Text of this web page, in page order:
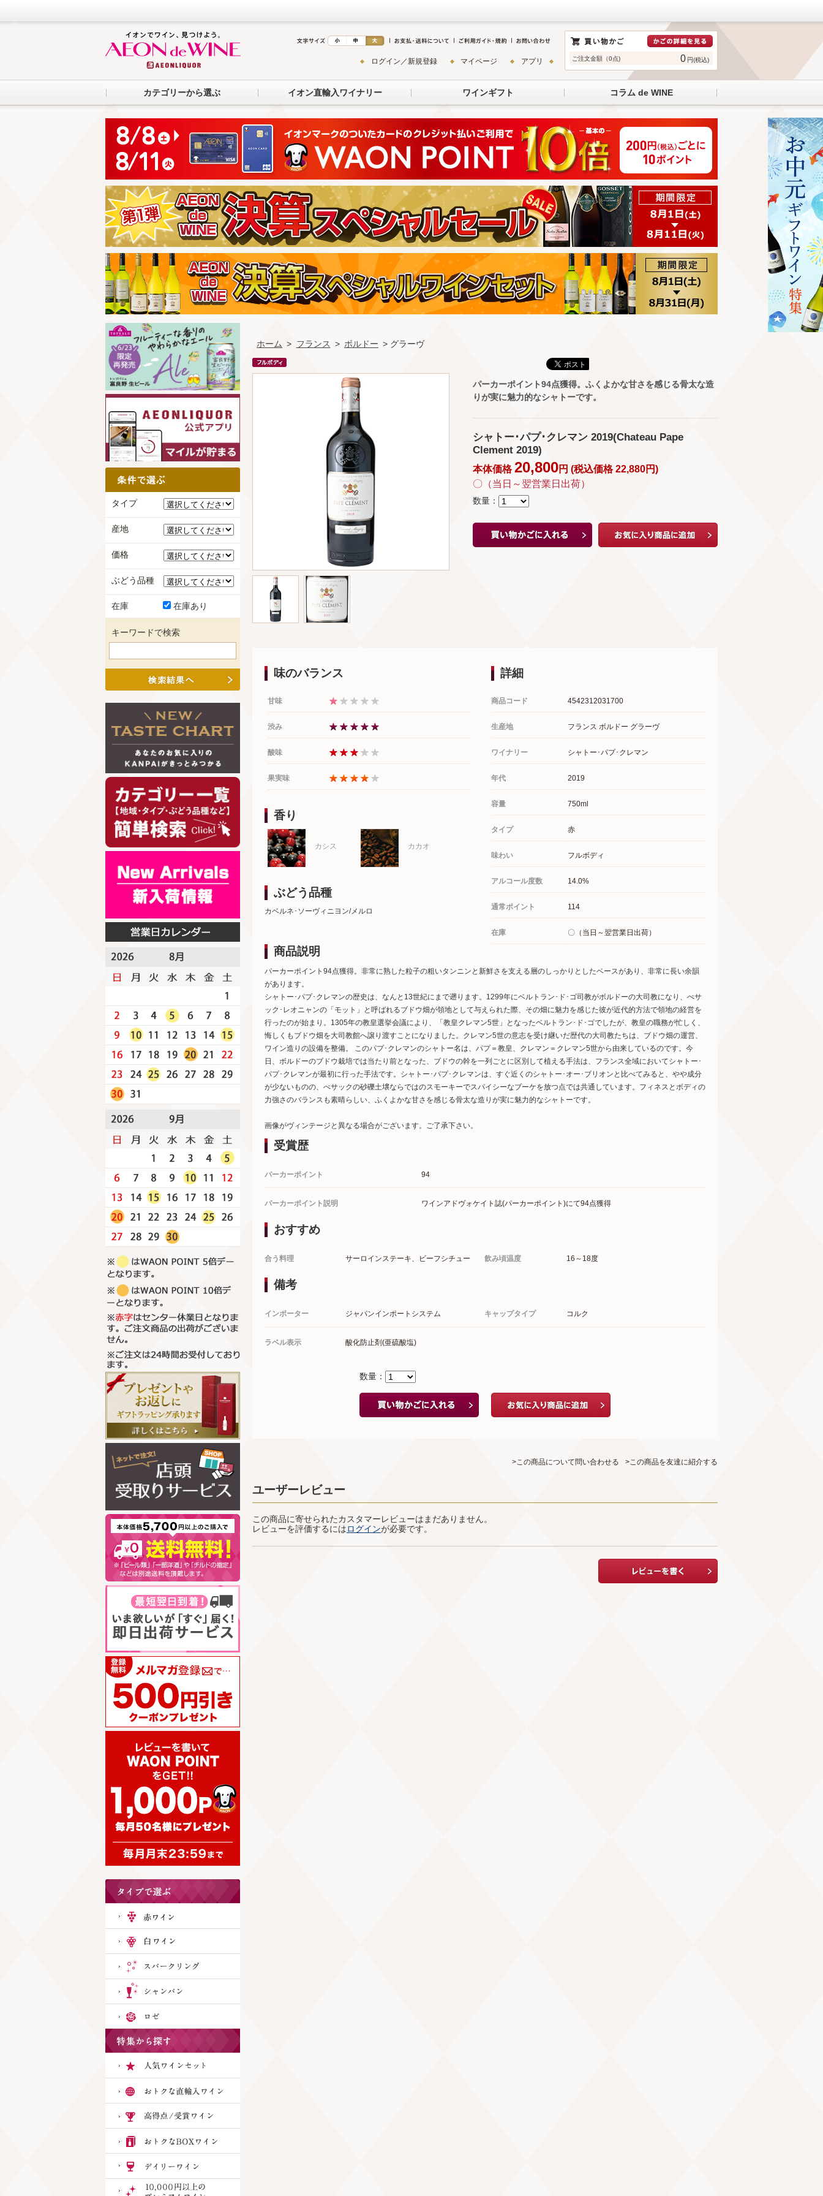
ご注文金額（0点) 0 円(税込)
ログイン／新規登録 マイページ アプリ
カテゴリーから選ぶ イオン直輸入ワイナリー ワインギフト コラム de WINE
ホーム > フランス > ボルドー > グラーヴ
パーカーポイント94点獲得。ふくよかな甘さを感じる骨太な造
りが実に魅力的なシャトーです。
シャトー･パプ･クレマン 2019(Chateau Pape
Clement 2019)
本体価格20,800円 (税込価格22,880円)
〇（当日～翌営業日出荷）
数量：
詳細
商品コード 4542312031700
生産地 フランス ボルドー グラーヴ
ワイナリー シャトー･パプ･クレマン
年代 2019
容量 750ml
タイプ 赤
味わい フルボディ
アルコール度数 14.0%
通常ポイント 114
在庫 〇（当日～翌営業日出荷）
味のバランス
甘味
渋み
酸味
果実味
香り
カシス カカオ
ぶどう品種
カベルネ･ソーヴィニヨン/メルロ
商品説明
パーカーポイント94点獲得。非常に熟した粒子の粗いタンニンと新鮮さを支える層のしっかりとしたベースがあり、非常に長い余韻
があります。
シャトー･パプ･クレマンの歴史は、なんと13世紀にまで遡ります。1299年にベルトラン･ド･ゴ司教がボルドーの大司教になり、ぺサ
ック･レオニャンの「モット」と呼ばれるブドウ畑が領地として与えられた際、その畑に魅力を感じた彼が近代的方法で領地の経営を
行ったのが始まり。1305年の教皇選挙会議により、「教皇クレマン5世」となったベルトラン･ド･ゴでしたが、教皇の職務が忙しく、
悔しくもブドウ畑を大司教館へ譲り渡すことになりました。クレマン5世の意志を受け継いだ歴代の大司教たちは、ブドウ畑の運営、
ワイン造りの設備を整備。 このパプ･クレマンのシャトー名は、パプ＝教皇、クレマン＝クレマン5世から由来しているのです。今
日、ボルドーのブドウ栽培では当たり前となった、ブドウの幹を一列ごとに区別して植える手法は、フランス全域においてシャトー･
パプ･クレマンが最初に行った手法です。シャトー･パプ･クレマンは、すぐ近くのシャトー･オー･ブリオンと比べてみると、やや成分
が少ないものの、ぺサックの砂礫土壌ならではのスモーキーでスパイシーなブーケを放つ点では共通しています。フィネスとボディの
力強さのバランスも素晴らしい、ふくよかな甘さを感じる骨太な造りが実に魅力的なシャトーです。
画像がヴィンテージと異なる場合がございます。ご了承下さい。
受賞歴
パーカーポイント 94
パーカーポイント説明 ワインアドヴォケイト誌(パーカーポイント)にて94点獲得
おすすめ
合う料理 サーロインステーキ、ビーフシチュー 飲み頃温度 16～18度
備考
インポーター ジャパンインポートシステム キャップタイプ コルク
ラベル表示 酸化防止剤(亜硫酸塩)
数量：
>この商品について問い合わせる >この商品を友達に紹介する
ユーザーレビュー
この商品に寄せられたカスタマーレビューはまだありません。
レビューを評価するにはログインが必要です。
タイプ
産地
価格
ぶどう品種
在庫 在庫あり
キーワードで検索